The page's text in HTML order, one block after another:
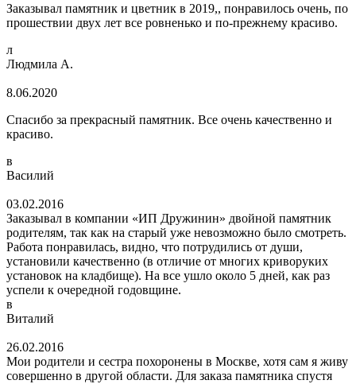
Заказывал памятник и цветник в 2019,, понравилось очень, по
прошествии двух лет все ровненько и по-прежнему красиво.
л
Людмила А.
8.06.2020
Спасибо за прекрасный памятник. Все очень качественно и
красиво.
в
Василий
03.02.2016
Заказывал в компании «ИП Дружинин» двойной памятник
родителям, так как на старый уже невозможно было смотреть.
Работа понравилась, видно, что потрудились от души,
установили качественно (в отличие от многих криворуких
установок на кладбище). На все ушло около 5 дней, как раз
успели к очередной годовщине.
в
Виталий
26.02.2016
Мои родители и сестра похоронены в Москве, хотя сам я живу
совершенно в другой области. Для заказа памятника спустя